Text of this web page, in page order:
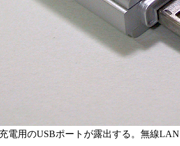
電用のUSBポートが露出する。無線